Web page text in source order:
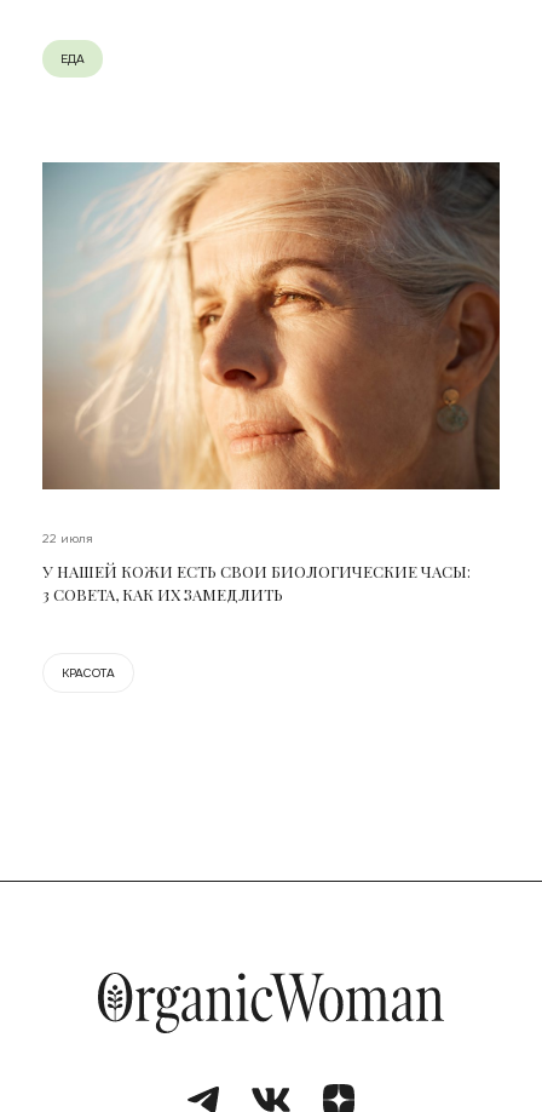
ЕДА
22 июля
У НАШЕЙ КОЖИ ЕСТЬ СВОИ БИОЛОГИЧЕСКИЕ ЧАСЫ:
3 СОВЕТА, КАК ИХ ЗАМЕДЛИТЬ
КРАСОТА